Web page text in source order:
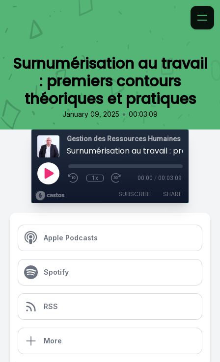
Surnumérisation au travail
: premiers contours
théoriques et pratiques
January 09, 2025 • 00:03:09
Gestion des Ressources Humaines
1x 00:00 / 00:03:09
SUBSCRIBE SHARE
Apple Podcasts
Spotify
RSS
More